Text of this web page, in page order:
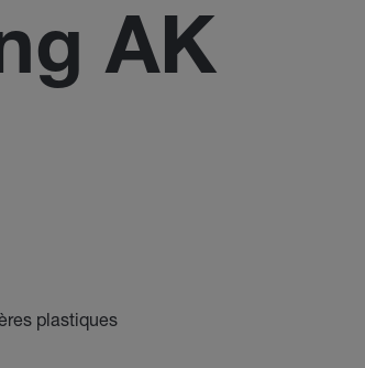
AK
plastiques